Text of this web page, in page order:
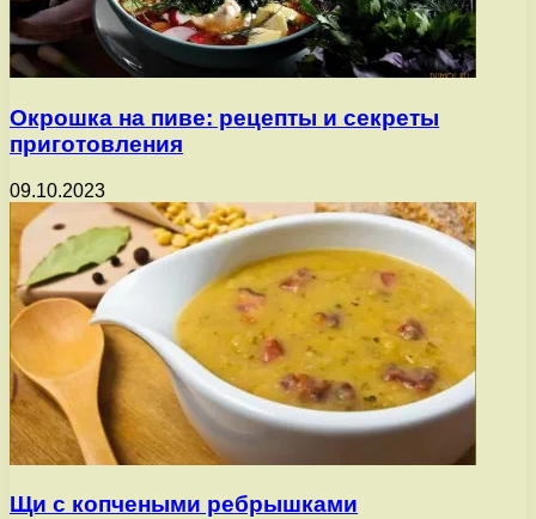
Окрошка на пиве: рецепты и секреты
приготовления
09.10.2023
Щи с копчеными ребрышками